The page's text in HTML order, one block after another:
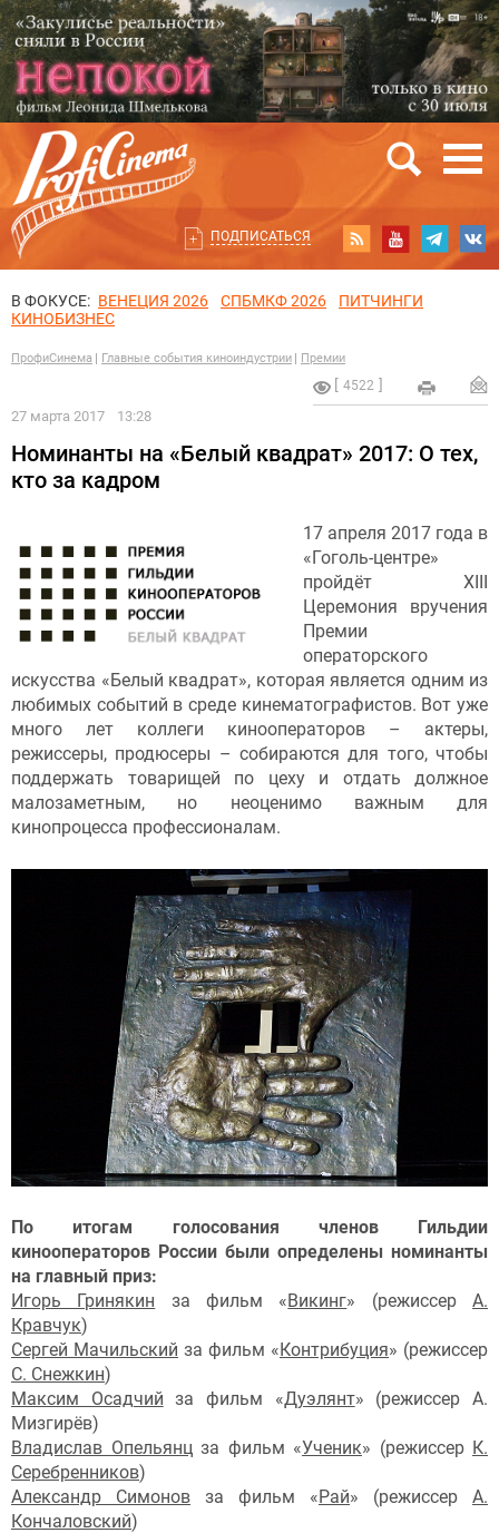
ПОДПИСАТЬСЯ
В ФОКУСЕ: ВЕНЕЦИЯ 2026 СПБМКФ 2026
ПИТЧИНГИ
КИНОБИЗНЕС
ПрофиСинема Главные события киноиндустрии Премии
4522
27 марта 2017 13:28
Номинанты на «Белый квадрат» 2017: О тех,
кто за кадром
17 апреля 2017 года в
«Гоголь-центре»
пройдёт XIII
Церемония вручения
Премии
операторского
искусства «Белый квадрат», которая является одним из
любимых событий в среде кинематографистов. Вот уже
много лет коллеги кинооператоров – актеры,
режиссеры, продюсеры – собираются для того, чтобы
поддержать товарищей по цеху и отдать должное
малозаметным, но неоценимо важным для
кинопроцесса профессионалам.
По итогам голосования членов Гильдии
кинооператоров России были определены номинанты
на главный приз:
Игорь Гринякин за фильм «Викинг» (режиссерА.
Кравчук)
Сергей Мачильский за фильм «Контрибуция» (режиссер
С. Снежкин)
Максим Осадчий за фильм «Дуэлянт» (режиссер А.
Мизгирёв)
Владислав Опельянцза фильм «Ученик» (режиссер К.
Серебренников)
Александр Симонов за фильм «Рай» (режиссер А.
Кончаловский)